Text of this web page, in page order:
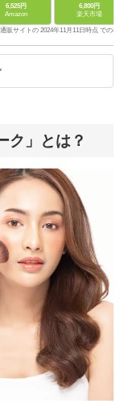
6,525円
Amazon
6,800円
楽天市場
販サイトの 2024年11月11日時点 での税
ク」とは？